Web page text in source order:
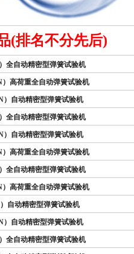
(排名不分先后)
）全自动精密型弹簧试验机
）高荷重全自动弹簧试验机
）自动精密型弹簧试验机
）全自动精密型弹簧试验机
）自动精密型弹簧试验机
）高荷重全自动弹簧试验机
）全自动精密型弹簧试验机
）高荷重全自动弹簧试验机
）自动精密型弹簧试验机
）自动精密型弹簧试验机
）全自动精密型弹簧试验机